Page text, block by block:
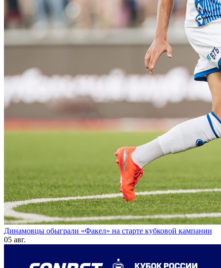
Динамовцы обыграли «Факел» на старте кубковой кампании
05 авг.